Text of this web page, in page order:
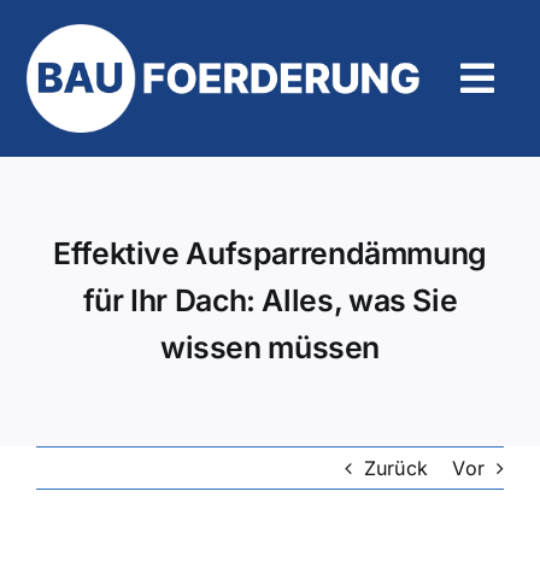
Inhalt
springen
Effektive Aufsparrendämmung
für Ihr Dach: Alles, was Sie
wissen müssen
Zurück Vor